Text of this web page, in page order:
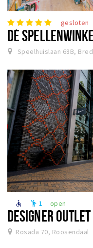
gesloten
DÉ
Speelhuislaan 68B,
accessible emoji_people 1 open
DESIGNER
Rosada 70, Roosendaal